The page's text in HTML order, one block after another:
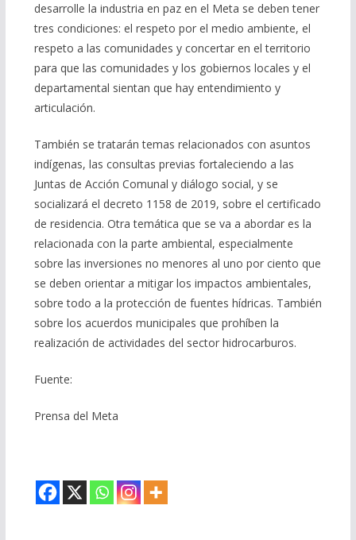
desarrolle la industria en paz en el Meta se deben tener
tres condiciones: el respeto por el medio ambiente, el
respeto a las comunidades y concertar en el territorio
para que las comunidades y los gobiernos locales y el
departamental sientan que hay entendimiento y
articulación.
También se tratarán temas relacionados con asuntos
indígenas, las consultas previas fortaleciendo a las
Juntas de Acción Comunal y diálogo social, y se
socializará el decreto 1158 de 2019, sobre el certificado
de residencia. Otra temática que se va a abordar es la
relacionada con la parte ambiental, especialmente
sobre las inversiones no menores al uno por ciento que
se deben orientar a mitigar los impactos ambientales,
sobre todo a la protección de fuentes hídricas. También
sobre los acuerdos municipales que prohíben la
realización de actividades del sector hidrocarburos.
Fuente:
Prensa del Meta